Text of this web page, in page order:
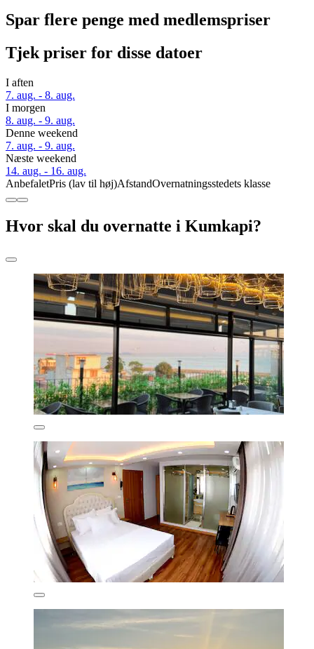
Spar flere penge med medlemspriser
Tjek priser for disse datoer
I aften
7. aug. - 8. aug.
I morgen
8. aug. - 9. aug.
Denne weekend
7. aug. - 9. aug.
Næste weekend
14. aug. - 16. aug.
AnbefaletPris (lav til høj)AfstandOvernatningsstedets klasse
Hvor skal du overnatte i Kumkapi?